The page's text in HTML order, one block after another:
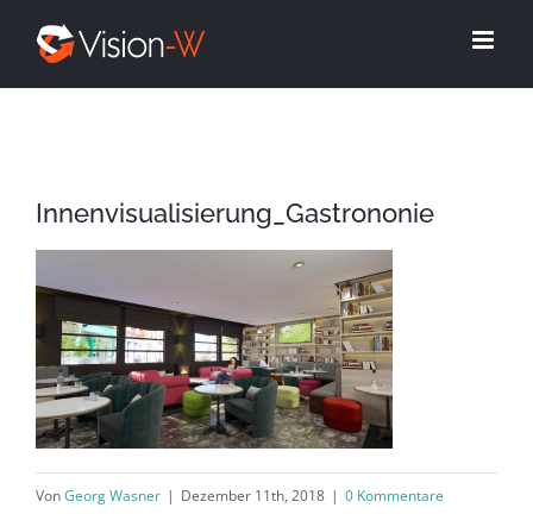
Innenvisualisierung_Gastrononie
VonGeorg Wasner | Dezember 11th, 2018 | 0 Kommentare